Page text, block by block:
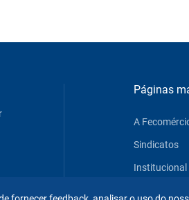
Páginas
A
Sindicatos
Institucional